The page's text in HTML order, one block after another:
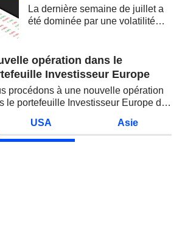
La dernière semaine de juillet a
été dominée par une volatilité
semi-conducteurs. Les
inquiétudes sur la soutenabilité
opération dans le
Investisseur Europe
procédons à une nouvelle opération
le portefeuille Investisseur Europe de
USA Asie